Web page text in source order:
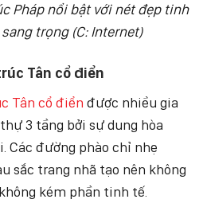
Pháp nổi bật với nét đẹp tinh
trọng (C: Internet)
Tân cổ điển
Tân cổ điển được nhiều gia
3 tầng bởi sự dung hòa
Các đường phào chỉ nhẹ
sắc trang nhã tạo nên không
kém phần tinh tế.